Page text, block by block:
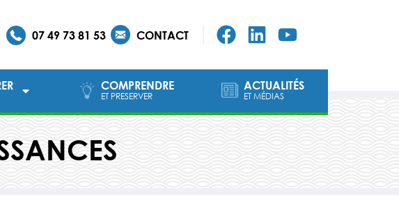
07 49 73 81 53 CONTACT
COMPRENDRE
ET PRESERVER
ACTUALITÉS
ET MÉDIAS